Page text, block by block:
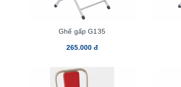
Ghế gấp G135
265.000 đ